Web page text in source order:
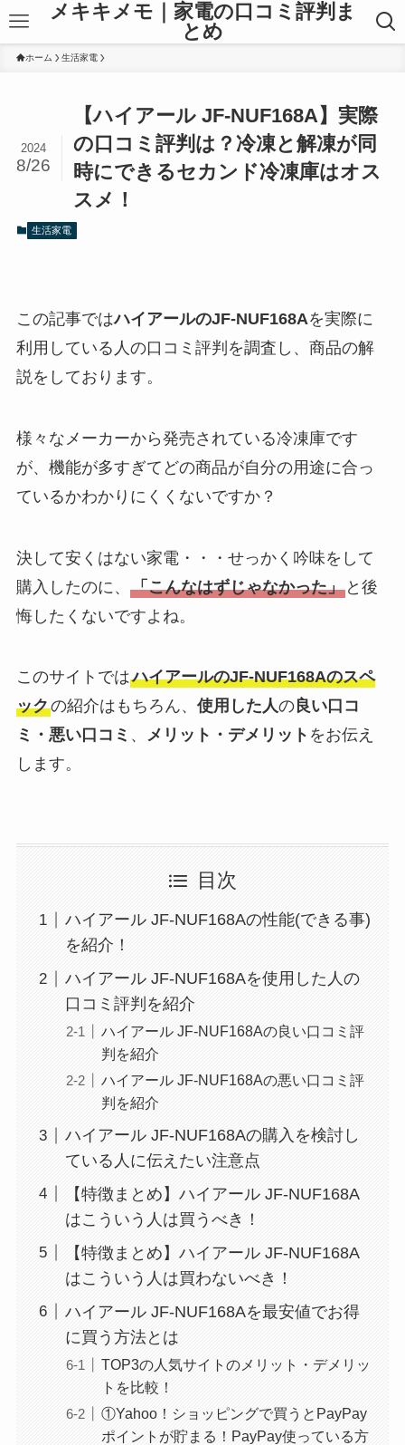
メキキメモ｜家電の口コミ評判ま
とめ
ホーム 生活家電
【ハイアール JF-NUF168A】実際
の口コミ評判は？冷凍と解凍が同
時にできるセカンド冷凍庫はオス
スメ！
2024
8/26
生活家電
この記事ではハイアールのJF-NUF168Aを実際に
利用している人の口コミ評判を調査し、商品の解
説をしております。
様々なメーカーから発売されている冷凍庫です
が、機能が多すぎてどの商品が自分の用途に合っ
ているかわかりにくくないですか？
決して安くはない家電・・・せっかく吟味をして
購入したのに、 「こんなはずじゃなかった」と後
悔したくないですよね。
このサイトではハイアールのJF-NUF168Aのスペ
ックの紹介はもちろん、 使用した人の良い口コ
ミ・悪い口コミ 、 メリット・デメリット をお伝え
します。
目次
ハイアール JF-NUF168Aの性能(できる事)
を紹介！
ハイアール JF-NUF168Aを使用した人の
口コミ評判を紹介
ハイアール JF-NUF168Aの良い口コミ評
判を紹介
ハイアール JF-NUF168Aの悪い口コミ評
判を紹介
ハイアール JF-NUF168Aの購入を検討し
ている人に伝えたい注意点
【特徴まとめ】ハイアール JF-NUF168A
はこういう人は買うべき！
【特徴まとめ】ハイアール JF-NUF168A
はこういう人は買わないべき！
ハイアール JF-NUF168Aを最安値でお得
に買う方法とは
TOP3の人気サイトのメリット・デメリッ
トを比較！
①Yahoo！ショッピングで買うとPayPay
ポイントが貯まる！PayPay使っている方